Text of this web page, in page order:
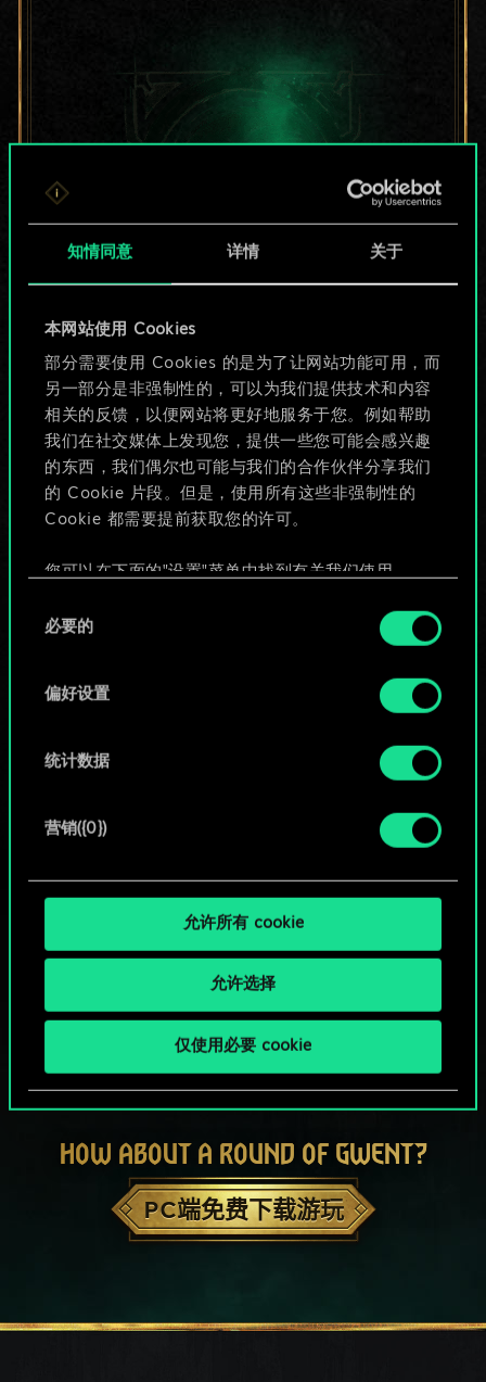
知情同意 详情 关于
本网站使用 Cookies
部分需要使用 Cookies 的是为了让网站功能可用，而
另一部分是非强制性的，可以为我们提供技术和内容
相关的反馈，以便网站将更好地服务于您。例如帮助
我们在社交媒体上发现您，提供一些您可能会感兴趣
的东西，我们偶尔也可能与我们的合作伙伴分享我们
的 Cookie 片段。但是，使用所有这些非强制性的
Cookie 都需要提前获取您的许可。
您可以在下面的"设置"菜单中找到有关我们使用
好。一旦您了解了其中的内容并准备好继续，请点
必要的
偏好设置
统计数据
营销({0})
允许所有 cookie
允许选择
仅使用必要 cookie
目前只是分享了一套
牌，但能做的不止这
些！
给牌组命名并撰写攻略
HOW ABOUT A ROUND OF GWENT?
PC端免费下载游玩